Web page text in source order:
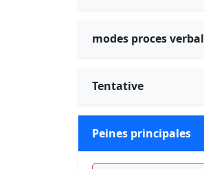
modes proces verbal
Tentative
Peines principales